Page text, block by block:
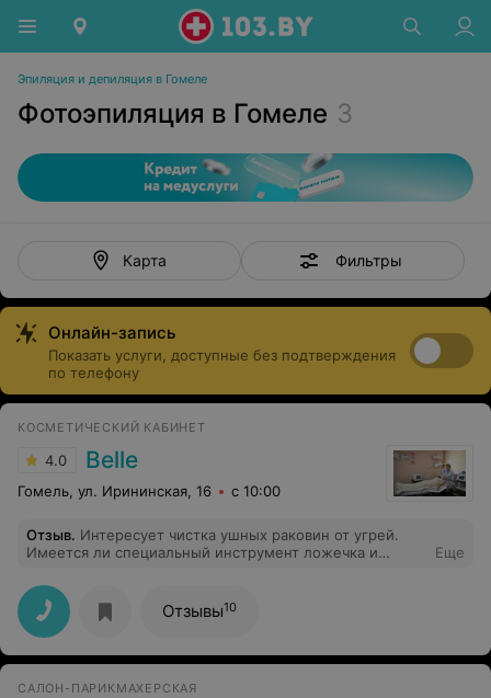
Эпиляция и депиляция в Гомеле
Фотоэпиляция в Гомеле 3
Карта Фильтры
Онлайн-запись
Показать услуги, доступные без подтверждения
по телефону
КОСМЕТИЧЕСКИЙ КАБИНЕТ
4.0 Belle
Гомель, ул. Ирининская, 16 с 10:00
Отзыв. Интересует чистка ушных раковин от угрей.
Имеется ли специальный инструмент ложечка и
Еще
Отзывы10
САЛОН-ПАРИКМАХЕРСКАЯ